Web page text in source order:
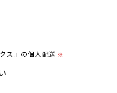
ス」の個人配送 ※